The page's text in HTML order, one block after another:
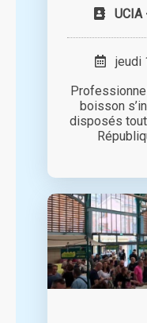
UCIA
jeudi
boisson
disposés